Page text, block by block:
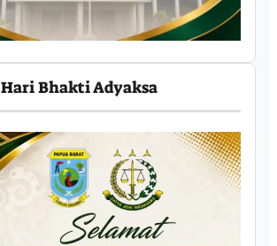
Hari Bhakti Adyaksa